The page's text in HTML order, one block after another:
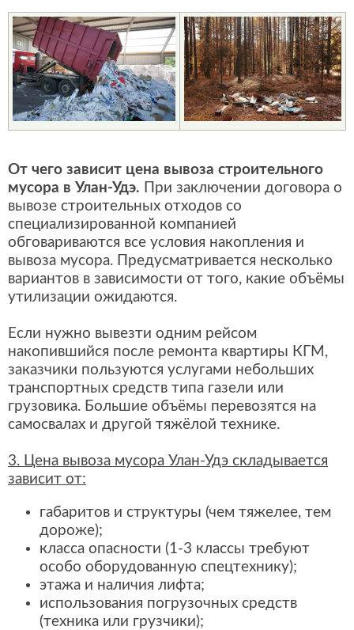
От чего зависит цена вывоза строительного
мусора в Улан-Удэ. При заключении договора о
вывозе строительных отходов со
специализированной компанией
обговариваются все условия накопления и
вывоза мусора. Предусматривается несколько
вариантов в зависимости от того, какие объёмы
утилизации ожидаются.
Если нужно вывезти одним рейсом
накопившийся после ремонта квартиры КГМ,
заказчики пользуются услугами небольших
транспортных средств типа газели или
грузовика. Большие объёмы перевозятся на
самосвалах и другой тяжёлой технике.
3. Цена вывоза мусора Улан-Удэ складывается
зависит от:
габаритов и структуры (чем тяжелее, тем
дороже);
класса опасности (1-3 классы требуют
особо оборудованную спецтехнику);
этажа и наличия лифта;
использования погрузочных средств
(техника или грузчики);